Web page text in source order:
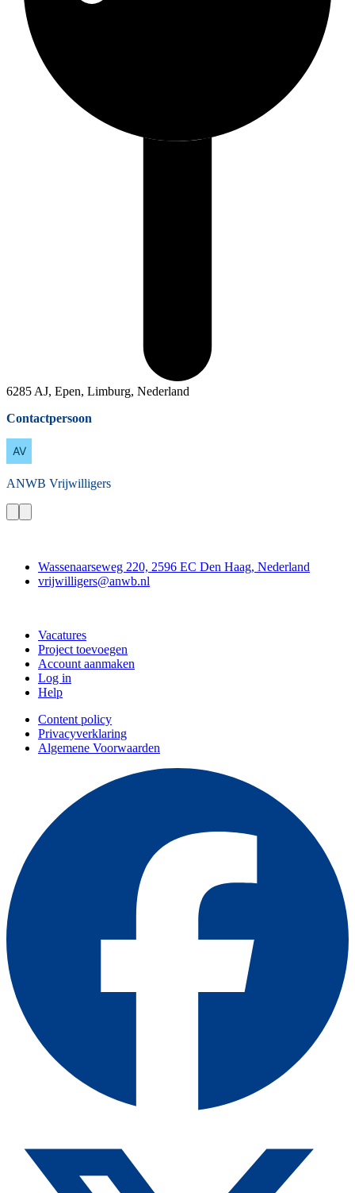
6285 AJ, Epen, Limburg, Nederland
Contactpersoon
ANWB Vrijwilligers
Wassenaarseweg 220, 2596 EC Den Haag, Nederland
vrijwilligers@anwb.nl
Vacatures
Project toevoegen
Account aanmaken
Log in
Help
Content policy
Privacyverklaring
Algemene Voorwaarden